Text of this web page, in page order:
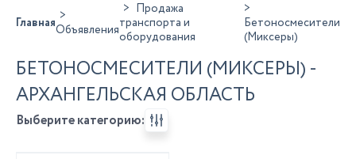
ГлавнаяОбъявления
Продажа
транспорта и
оборудования
Бетоносмесители
(Миксеры)
БЕТОНОСМЕСИТЕЛИ (МИКСЕРЫ) -
АРХАНГЕЛЬСКАЯ ОБЛАСТЬ
Выберите категорию: